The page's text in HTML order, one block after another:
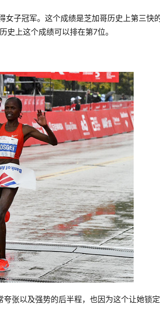
子冠军。这个成绩是芝加哥历史上第三快
史上这个成绩可以排在第7位。
张以及强势的后半程，也因为这个让她锁